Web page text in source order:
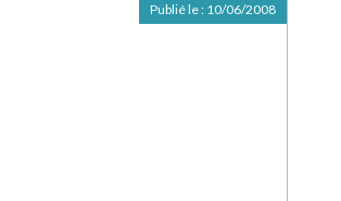
Publié le : 10/06/2008